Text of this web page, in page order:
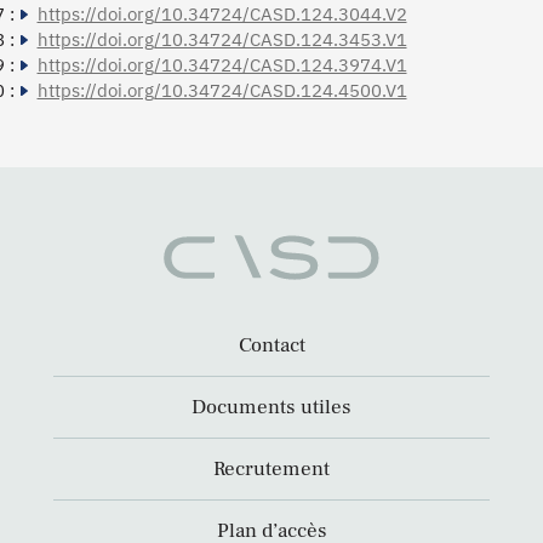
:
https://doi.org/10.34724/CASD.124.3044.V2
:
https://doi.org/10.34724/CASD.124.3453.V1
:
https://doi.org/10.34724/CASD.124.3974.V1
:
https://doi.org/10.34724/CASD.124.4500.V1
Contact
Documents utiles
Recrutement
Plan d’accès